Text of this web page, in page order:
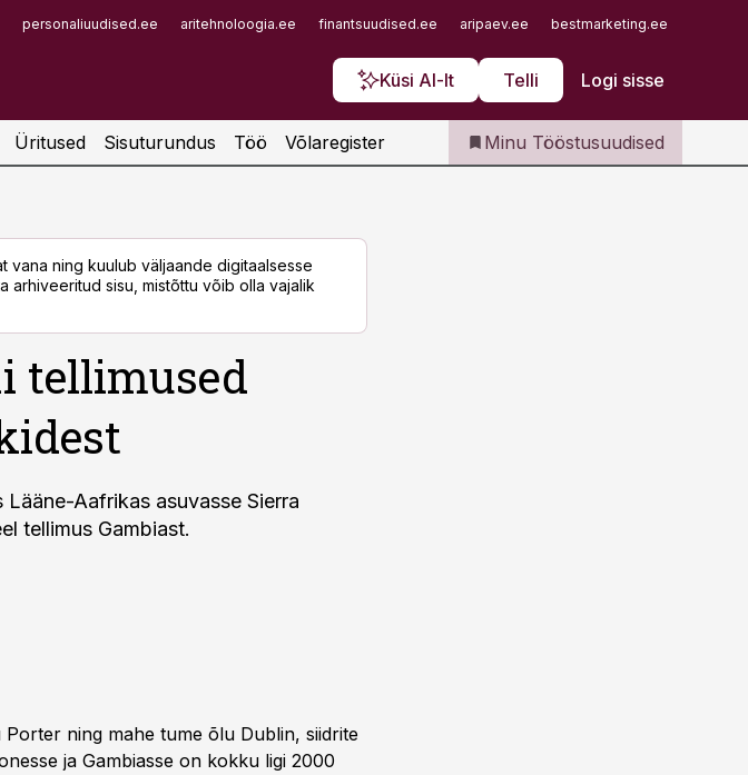
personaliuudised.ee aritehnoloogia.ee finantsuudised.ee aripaev.ee bestmarketing.ee
Küsi AI-lt Telli Logi sisse
Iseteenindus
Telli Tööstusuudised
Üritused Sisuturundus Töö Võlaregister Minu Tööstusuudised
vana ning kuulub väljaande digitaalsesse
arhiveeritud sisu, mistõttu võib olla vajalik
tellimused
Aafrikas asuvasse Sierra
tellimus Gambiast.
ning mahe tume õlu Dublin, siidrite
ja Gambiasse on kokku ligi 2000